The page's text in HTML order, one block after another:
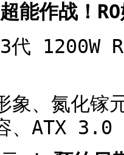
能作战！
3代 1200W
象、氮化镓
、ATX 3.0